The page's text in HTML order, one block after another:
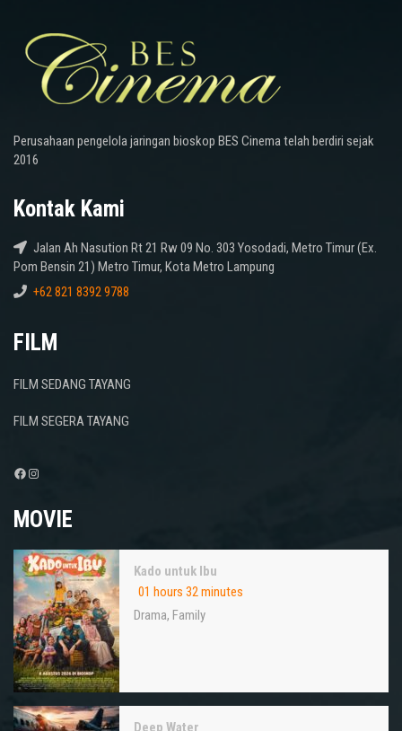
Perusahaan pengelola jaringan bioskop BES Cinema telah berdiri sejak
2016
Kontak Kami
Jalan Ah Nasution Rt 21 Rw 09 No. 303 Yosodadi, Metro Timur (Ex.
Pom Bensin 21) Metro Timur, Kota Metro Lampung
+62 821 8392 9788
FILM
FILM SEDANG TAYANG
FILM SEGERA TAYANG
Facebook
Instagram
MOVIE
Kado untuk Ibu
01 hours 32 minutes
Drama, Family
Deep Water